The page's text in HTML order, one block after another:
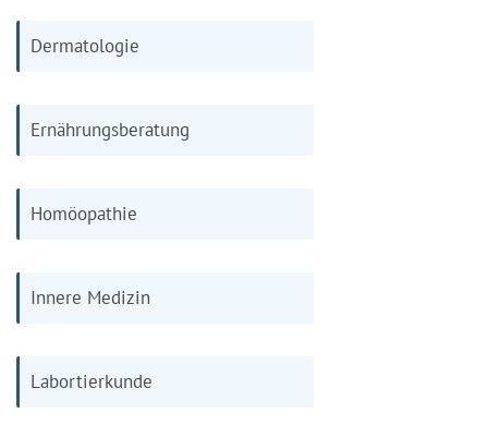
Dermatologie
Ernährungsberatung
Homöopathie
Innere Medizin
Labortierkunde